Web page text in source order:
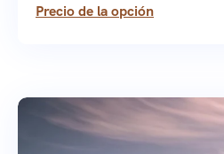
Precio de la opción